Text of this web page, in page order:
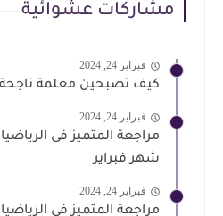
مشاركات عشوائية
فبراير 24, 2024
كيف تصبحين معلمة ناجحة: 55 مهارة
فبراير 24, 2024
مراجعة المتميز فى
شهر فبراير
فبراير 24, 2024
مراجعة المتميز في